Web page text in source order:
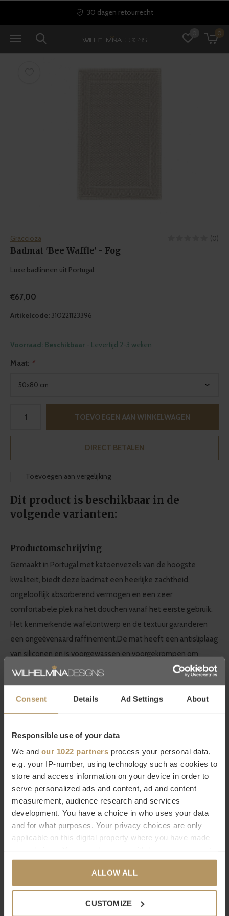
Consent Details Ad Settings About
Responsible use of your data
We and our 1022 partners process your personal data,
e.g. your IP-number, using technology such as cookies to
store and access information on your device in order to
serve personalized ads and content, ad and content
measurement, audience research and services
development. You have a choice in who uses your data
and for what purposes. Your privacy choices are only
applicable on this digital property where you have made
any time from the Cookie Declaration or by clicking on
the Privacy trigger icon.
If you allow, we would also like to:
ALLOW ALL
CUSTOMIZE
0
30 dagen retourrecht
Graccioza (0)
Badmat 'Bee Waffle' - Fog
Luxe badlinnen uit Portugal.
€67,00
Artikelcode: 310221123396
Voorraad: Beschikbaar - Levertijd 2-3 weken
Maat: *
TOEVOEGEN AAN WINKELWAGEN
DIRECT BETALEN
Toevoegen aan vergelijking
Dit product is beschikbaar in de
volgende varianten:
Productomschrijving
Gemaakt in Portugal met katoenvezels van de hoogste
kwaliteit, biedt deze badmat een heerlijke zachtheid,
ongelooflijk absorberend vermogen en een zeer
comfortabele plek na het douchen vanaf het eerste gebruik.
Het kenmerkende wafelontwerp en de textuur garanderen
een ongeëvenaard raffinement.De mat heeft een antisliplaag
van siliconen en is voorgewassen en voorgekrompen om
krimpen te verminderen.
Graccioza badtextiel collectie
om je een geweldige badervaring te geven.Â Graccioza is
gevestigd in Portugal en heeft vanaf de eerste dag het doel
gehad om 's werelds beste badtextiel te produceren. De
producten zijn wereldwijd bekend om hun superieure
kwaliteit, zachtheid en duurzaamheid.Â Graccioza is erkend als
een van 's werelds beste badtextiel merken in de luxemarkt.Â
Graccioza online kopen
Wil je meer weten over Graccioza of ben je op zoek naar een
product dat niet op onze website staat? Neem dan contact
klantenservice(live chat, email of telefoon).